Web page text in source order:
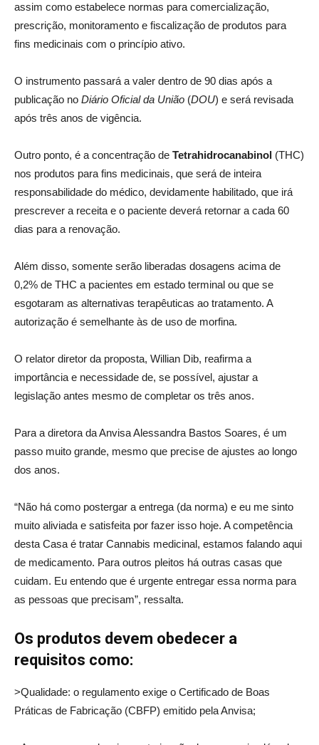
assim como estabelece normas para comercialização,
prescrição, monitoramento e fiscalização de produtos para
fins medicinais com o princípio ativo.
O instrumento passará a valer dentro de 90 dias após a
publicação no Diário Oficial da União (DOU) e será revisada
após três anos de vigência.
Outro ponto, é a concentração de Tetrahidrocanabinol (THC)
nos produtos para fins medicinais, que será de inteira
responsabilidade do médico, devidamente habilitado, que irá
prescrever a receita e o paciente deverá retornar a cada 60
dias para a renovação.
Além disso, somente serão liberadas dosagens acima de
0,2% de THC a pacientes em estado terminal ou que se
esgotaram as alternativas terapêuticas ao tratamento. A
autorização é semelhante às de uso de morfina.
O relator diretor da proposta, Willian Dib, reafirma a
importância e necessidade de, se possível, ajustar a
legislação antes mesmo de completar os três anos.
Para a diretora da Anvisa Alessandra Bastos Soares, é um
passo muito grande, mesmo que precise de ajustes ao longo
dos anos.
“Não há como postergar a entrega (da norma) e eu me sinto
muito aliviada e satisfeita por fazer isso hoje. A competência
desta Casa é tratar Cannabis medicinal, estamos falando aqui
de medicamento. Para outros pleitos há outras casas que
cuidam. Eu entendo que é urgente entregar essa norma para
as pessoas que precisam”, ressalta.
Os produtos devem obedecer a
requisitos como:
>Qualidade: o regulamento exige o Certificado de Boas
Práticas de Fabricação (CBFP) emitido pela Anvisa;